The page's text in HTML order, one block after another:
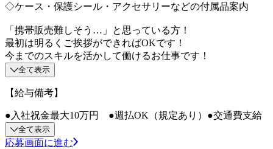
◇ケース・保護シール・アクセサリーなどの付属品案内
「携帯販売難しそう…」と思っている方！
最初は明るくご挨拶ができればOKです！
今までのスキルを活かして働けるお仕事です！
全て表示
【給与備考】
●入社祝金最大10万円 ●週払OK（規定あり）●交通費支給
全て表示
応募画面に進む